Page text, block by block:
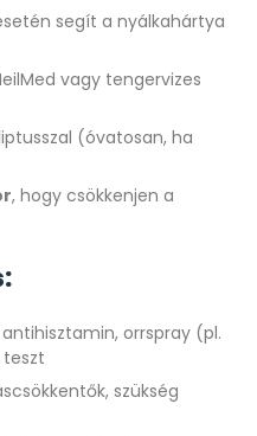
segít a nyálkahártya
vagy tengervizes
(óvatosan, ha
, hogy csökkenjen a
antihisztamin, orrspray (pl.
szükség